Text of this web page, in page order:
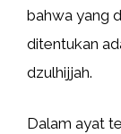
bahwa yang
ditentukan
dzulhijjah.
Dalam ayat